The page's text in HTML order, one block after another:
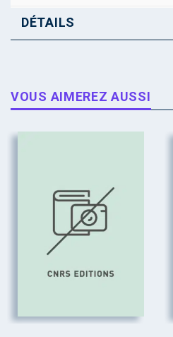
DÉTAILS
VOUS AIMEREZ AUSSI